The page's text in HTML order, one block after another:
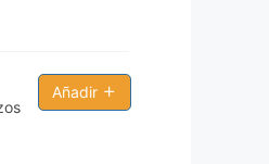
Añadir